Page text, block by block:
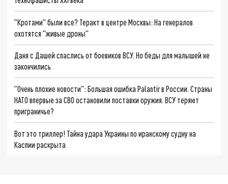
"Кротами" были все? Теракт в центре Москвы: На генералов
охотятся "живые дроны"
Даня с Дашей спаслись от боевиков ВСУ. Но беды для малышей не
закончились
"Очень плохие новости": Большая ошибка Palantir в России. Страны
НАТО впервые за СВО остановили поставки оружия. ВСУ теряют
приграничье?
Вот это триллер! Тайна удара Украины по иранскому судну на
Каспии раскрыта